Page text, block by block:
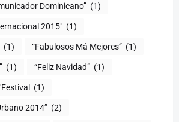
Dominicano” (1)
2015" (1)
(1) “Fabulosos Má Mejores” (1)
(1) “Feliz Navidad” (1)
"Festival (1)
2014” (2)